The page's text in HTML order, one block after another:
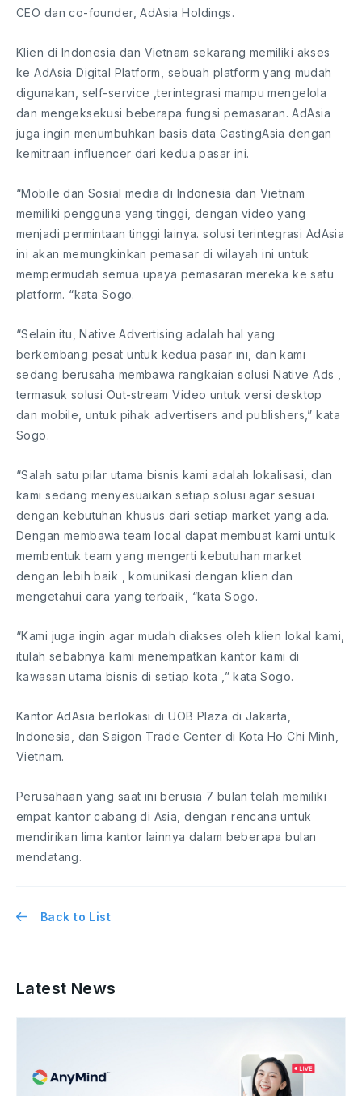
CEO dan co-founder, AdAsia Holdings.
Klien di Indonesia dan Vietnam sekarang memiliki akses
ke AdAsia Digital Platform, sebuah platform yang mudah
digunakan, self-service ,terintegrasi mampu mengelola
dan mengeksekusi beberapa fungsi pemasaran. AdAsia
juga ingin menumbuhkan basis data CastingAsia dengan
kemitraan influencer dari kedua pasar ini.
“Mobile dan Sosial media di Indonesia dan Vietnam
memiliki pengguna yang tinggi, dengan video yang
menjadi permintaan tinggi lainya. solusi terintegrasi AdAsia
ini akan memungkinkan pemasar di wilayah ini untuk
mempermudah semua upaya pemasaran mereka ke satu
platform. “kata Sogo.
“Selain itu, Native Advertising adalah hal yang
berkembang pesat untuk kedua pasar ini, dan kami
sedang berusaha membawa rangkaian solusi Native Ads ,
termasuk solusi Out-stream Video untuk versi desktop
dan mobile, untuk pihak advertisers and publishers,” kata
Sogo.
“Salah satu pilar utama bisnis kami adalah lokalisasi, dan
kami sedang menyesuaikan setiap solusi agar sesuai
dengan kebutuhan khusus dari setiap market yang ada.
Dengan membawa team local dapat membuat kami untuk
membentuk team yang mengerti kebutuhan market
dengan lebih baik , komunikasi dengan klien dan
mengetahui cara yang terbaik, “kata Sogo.
“Kami juga ingin agar mudah diakses oleh klien lokal kami,
itulah sebabnya kami menempatkan kantor kami di
kawasan utama bisnis di setiap kota ,” kata Sogo.
Kantor AdAsia berlokasi di UOB Plaza di Jakarta,
Indonesia, dan Saigon Trade Center di Kota Ho Chi Minh,
Vietnam.
Perusahaan yang saat ini berusia 7 bulan telah memiliki
empat kantor cabang di Asia, dengan rencana untuk
mendirikan lima kantor lainnya dalam beberapa bulan
mendatang.
Back to List
Latest News